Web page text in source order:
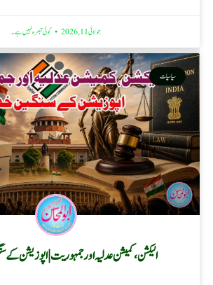
جولائی 11, 2026 کوئی تبصرہ نہیں ہے۔
سیاسیات
الیکشن، کمیشن عدلیہ اور جمہوریت | اپوزیشن